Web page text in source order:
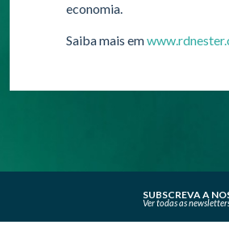
economia.
Saiba mais em
SUBSCREVA A
Ver todas as